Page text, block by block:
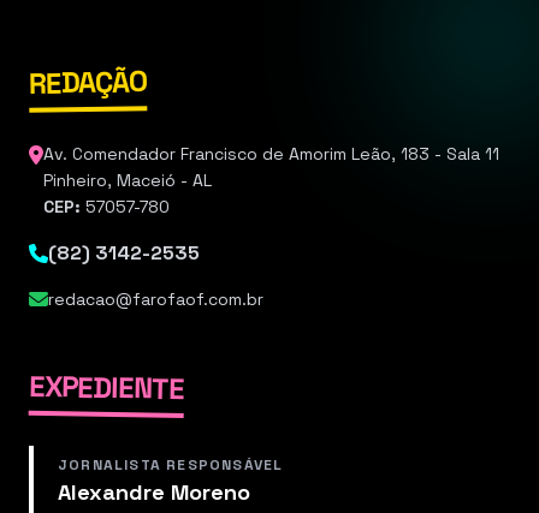
REDAÇÃO
Av. Comendador Francisco de Amorim Leão, 183 - Sala 11
Pinheiro, Maceió - AL
CEP: 57057-780
(82) 3142-2535
redacao@farofaof.com.br
EXPEDIENTE
JORNALISTA RESPONSÁVEL
Alexandre Moreno